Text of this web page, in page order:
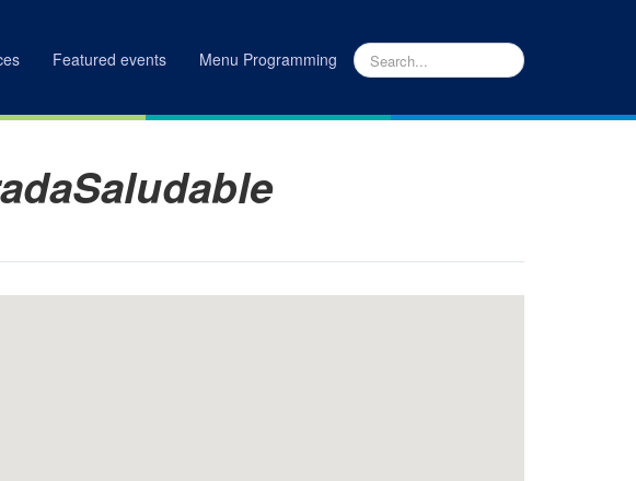
Featured events Menu Programming
BEBEDERO ING. MECÁNICA #PARADASALUDABLE